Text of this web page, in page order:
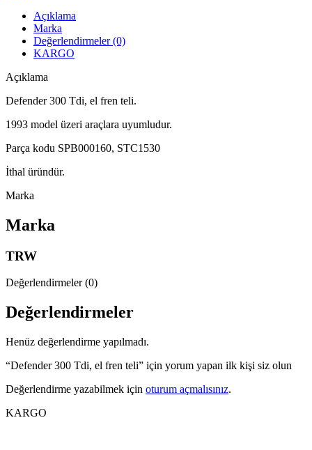
Açıklama
Marka
Değerlendirmeler (0)
KARGO
Açıklama
Defender 300 Tdi, el fren teli.
1993 model üzeri araçlara uyumludur.
Parça kodu SPB000160, STC1530
İthal üründür.
Marka
Marka
TRW
Değerlendirmeler (0)
Değerlendirmeler
Henüz değerlendirme yapılmadı.
“Defender 300 Tdi, el fren teli” için yorum yapan ilk kişi siz olun
Değerlendirme yazabilmek için oturum açmalısınız.
KARGO